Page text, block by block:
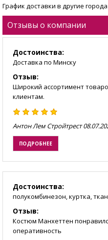
График доставки в другие
Отзывы о компании
Достоинства:
Доставка по Минску
Отзыв:
Широкий ассортимент
клиентам.
Антон Лем Стройтрест
ПОДРОБНЕЕ
Достоинства:
полукомбинезон, куртка,
Отзыв:
Костюм Манхеттен
оперативность